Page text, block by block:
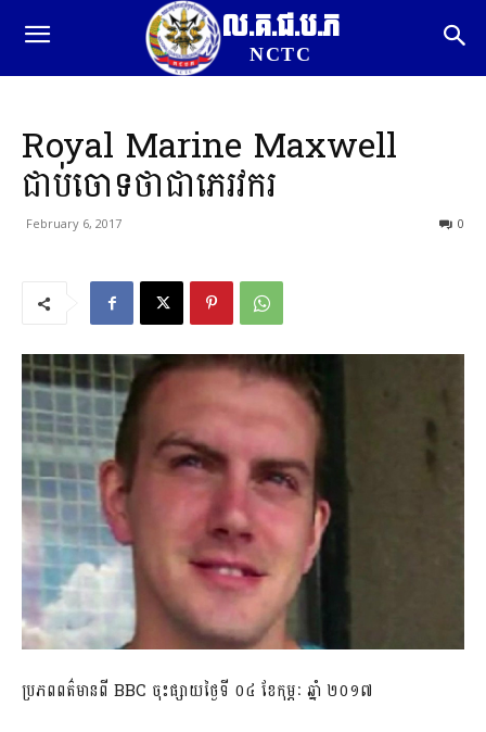
ល.គ.ជ.ប.ភ
NCTC
Royal Marine Maxwell
ជាប់ចោទថាជាភេរវករ
February 6, 2017 0
ប្រភពពត៌មានពី BBC ចុះផ្សាយថ្ងៃទី ០៤ ខែកុម្ភៈ ឆ្នាំ ២០១៧